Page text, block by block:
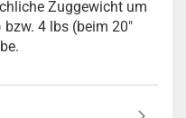
Zuggewicht um
4 lbs (beim 20"